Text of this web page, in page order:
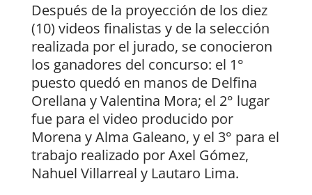
Después de la proyección de los diez
(10) videos finalistas y de la selección
realizada por el jurado, se conocieron
los ganadores del concurso: el 1°
puesto quedó en manos de Delfina
Orellana y Valentina Mora; el 2° lugar
fue para el video producido por
Morena y Alma Galeano, y el 3° para el
trabajo realizado por Axel Gómez,
Nahuel Villarreal y Lautaro Lima.